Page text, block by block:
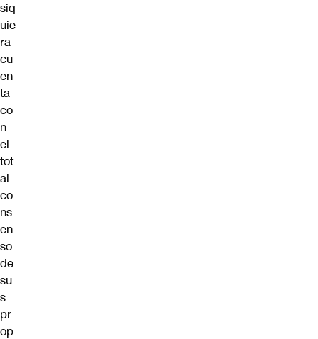
siq
uie
ra
cu
en
ta
co
n
el
tot
al
co
ns
en
so
de
su
s
pr
op